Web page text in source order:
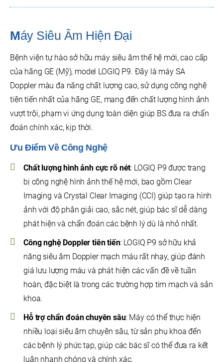
MÁy Siêu Âm Hiện Đại
Bệnh viện tự hào sở hữu máy siêu âm thế hệ mới, cao cấp
của hãng GE (Mỹ), model LOGIQ P9. Đây là máy SA
Doppler màu đa năng chất lượng cao, sử dụng công nghệ
tiên tiến nhất của hãng GE, mang đến chất lượng hình ảnh
vượt trội, phạm vi ứng dụng toàn diện giúp BS đưa ra chẩn
đoán chính xác, kịp thời.
Ưu Điểm Về Công Nghệ
Chất lượng hình ảnh cực rõ nét: LOGIQ P9 được trang
bị công nghệ hình ảnh thế hệ mới, bao gồm Clear
Imaging và Crystal Clear Imaging (CCI) giúp tạo ra hình
ảnh với độ phân giải cao, sắc nét, giúp bác sĩ dễ dàng
phát hiện và chẩn đoán các bệnh lý dù là nhỏ nhất.
Công nghệ Doppler tiên tiến: LOGIQ P9 sở hữu khả
năng siêu âm Doppler mạch máu rất nhạy, giúp đánh
giá lưu lượng máu và phát hiện các vấn đề về tuần
hoàn, đặc biệt là trong các trường hợp tim mạch và sản
khoa.
Hỗ trợ chẩn đoán chuyên sâu: Máy có thể thực hiện
nhiều loại siêu âm chuyên sâu, từ sản phụ khoa đến
các bệnh lý phức tạp, giúp các bác sĩ có thể đưa ra kết
luận nhanh chóng và chính xác.